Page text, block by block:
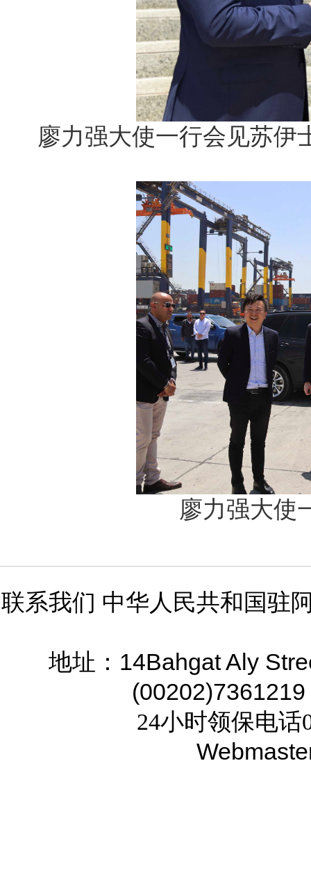
廖力强大使一行会见苏伊
廖力强大使
联系我们 中华人民共和国驻
地址： 14Bahgat Aly
(00202)7361219
24小时领保电话